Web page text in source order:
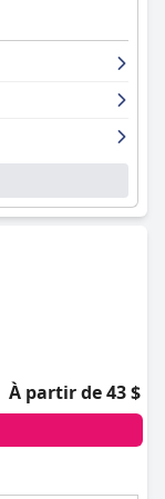
À partir de 43 $